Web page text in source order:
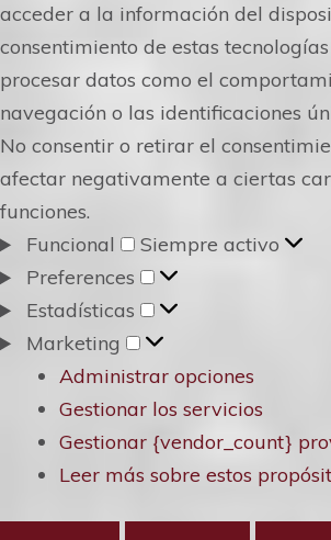
acceder a la información del
consentimiento de estas
procesar datos como el
navegación o las identificaciones
No consentir o retirar el
afectar negativamente a ciertas
funciones.
Funcional
Funcional
Siempre activo
Preferences
Preferences
Estadísticas
Estadísticas
Marketing
Marketing
Administrar opciones
Gestionar los servicios
Gestionar {vendor_count}
Leer más sobre estos